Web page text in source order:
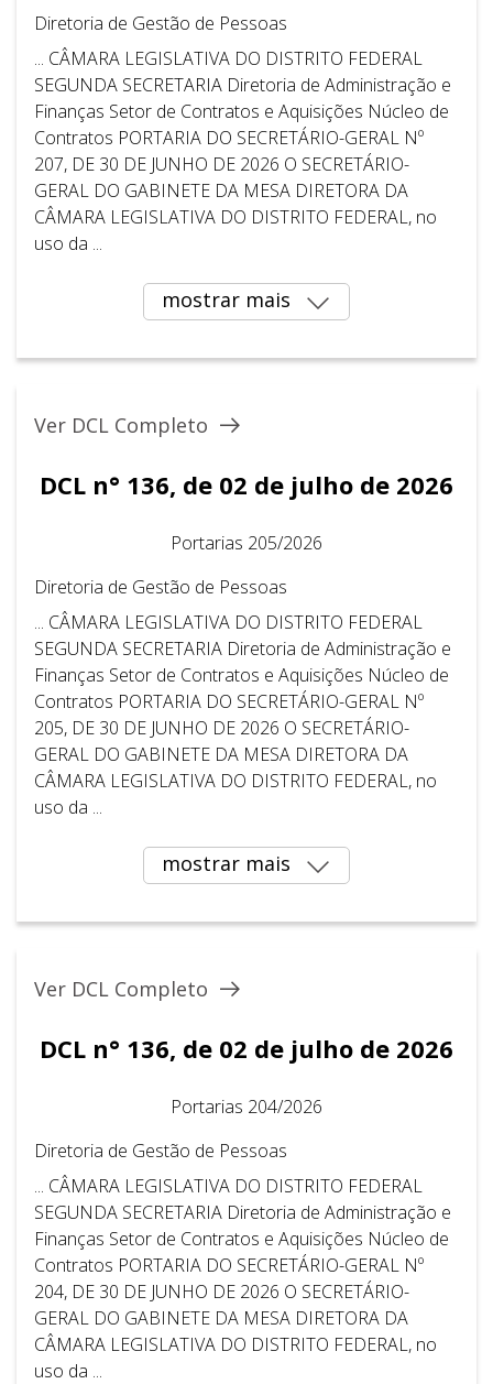
Diretoria de Gestão de Pessoas
... CÂMARA LEGISLATIVA DO DISTRITO FEDERAL ​ ​
SEGUNDA SECRETARIA Diretoria de Administração e
Finanças Setor de Contratos e Aquisições Núcleo de
Contratos PORTARIA DO SECRETÁRIO-GERAL Nº
207, DE 30 DE JUNHO DE 2026 O SECRETÁRIO-
GERAL DO GABINETE DA MESA DIRETORA DA
CÂMARA LEGISLATIVA DO DISTRITO FEDERAL, no
uso da ...
mostrar mais
Ver DCL Completo
DCL n° 136, de 02 de julho de 2026
Portarias 205/2026
Diretoria de Gestão de Pessoas
... CÂMARA LEGISLATIVA DO DISTRITO FEDERAL ​ ​
SEGUNDA SECRETARIA Diretoria de Administração e
Finanças Setor de Contratos e Aquisições Núcleo de
Contratos PORTARIA DO SECRETÁRIO-GERAL Nº
205, DE 30 DE JUNHO DE 2026 O SECRETÁRIO-
GERAL DO GABINETE DA MESA DIRETORA DA
CÂMARA LEGISLATIVA DO DISTRITO FEDERAL, no
uso da ...
mostrar mais
Ver DCL Completo
DCL n° 136, de 02 de julho de 2026
Portarias 204/2026
Diretoria de Gestão de Pessoas
... CÂMARA LEGISLATIVA DO DISTRITO FEDERAL ​ ​
SEGUNDA SECRETARIA Diretoria de Administração e
Finanças Setor de Contratos e Aquisições Núcleo de
Contratos PORTARIA DO SECRETÁRIO-GERAL Nº
204, DE 30 DE JUNHO DE 2026 O SECRETÁRIO-
GERAL DO GABINETE DA MESA DIRETORA DA
CÂMARA LEGISLATIVA DO DISTRITO FEDERAL, no
uso da ...